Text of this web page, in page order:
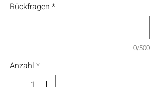
Rückfragen *
0/500
Anzahl *